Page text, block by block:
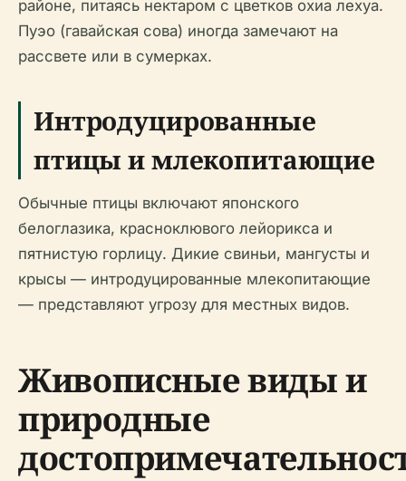
районе, питаясь нектаром с цветков охиа лехуа.
Пуэо (гавайская сова) иногда замечают на
рассвете или в сумерках.
Интродуцированные
птицы и млекопитающие
Обычные птицы включают японского
белоглазика, красноклювого лейорикса и
пятнистую горлицу. Дикие свиньи, мангусты и
крысы — интродуцированные млекопитающие
— представляют угрозу для местных видов.
Живописные виды и
природные